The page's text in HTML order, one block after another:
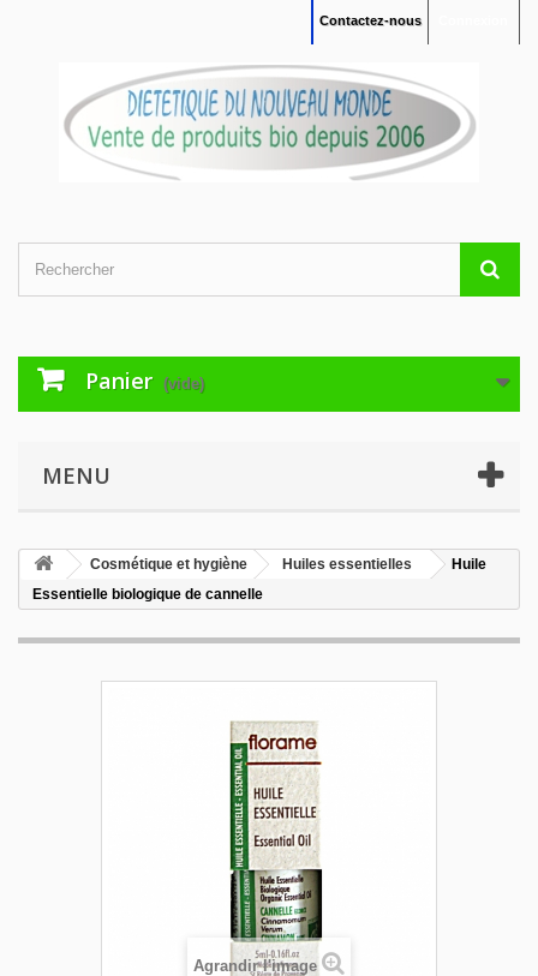
Contactez-nous
Panier (vide)
MENU
Cosmétique et hygiène Huiles essentielles
Huile
Essentielle biologique de cannelle
Agrandir l'image